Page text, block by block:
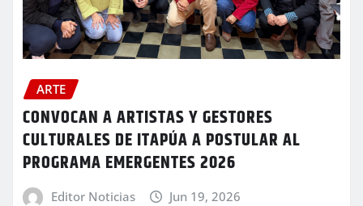
ARTE
CONVOCAN A ARTISTAS Y GESTORES
CULTURALES DE ITAPÚA A POSTULAR AL
PROGRAMA EMERGENTES 2026
Editor Noticias Jun 19, 2026